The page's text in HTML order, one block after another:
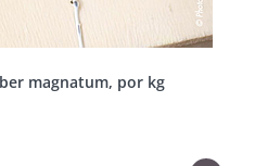
magnatum, por kg